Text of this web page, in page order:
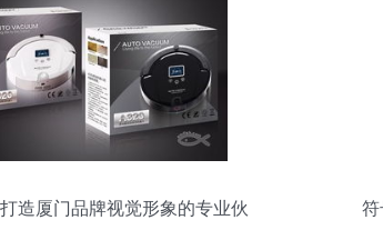
造厦门品牌视觉形象的专业伙
符